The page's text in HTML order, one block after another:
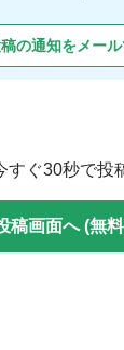
の通知をメー
すぐ30秒で投
稿画面へ (無